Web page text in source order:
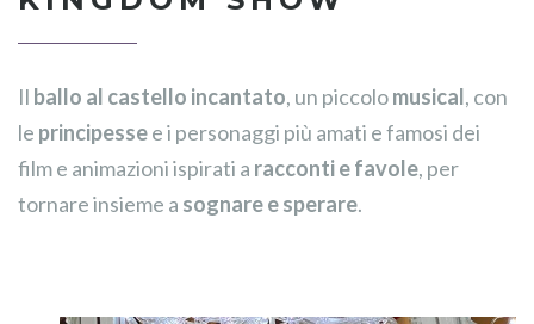
Il ballo al castello incantato, un piccolomusical, con
le principessee i personaggi più amati e famosi dei
film e animazioni ispirati a racconti e favole, per
tornare insieme a sognare e sperare.